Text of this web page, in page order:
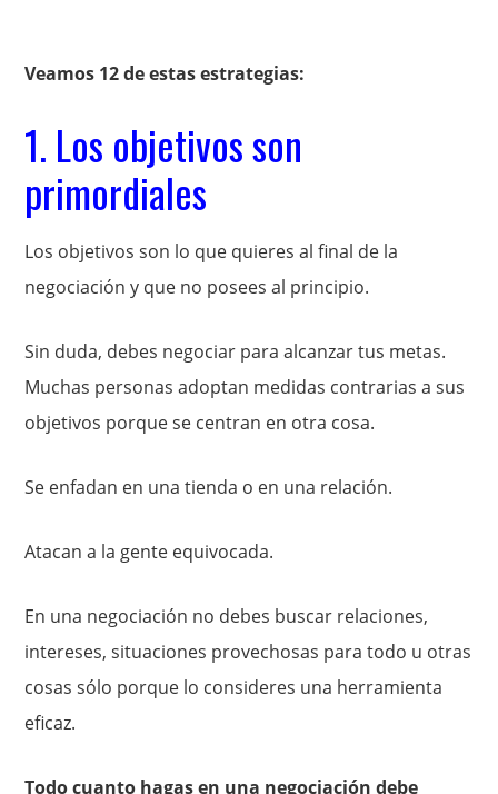
Veamos 12 de estas estrategias:
1. Los objetivos son
primordiales
Los objetivos son lo que quieres al final de la
negociación y que no posees al principio.
Sin duda, debes negociar para alcanzar tus metas.
Muchas personas adoptan medidas contrarias a sus
objetivos porque se centran en otra cosa.
Se enfadan en una tienda o en una relación.
Atacan a la gente equivocada.
En una negociación no debes buscar relaciones,
intereses, situaciones provechosas para todo u otras
cosas sólo porque lo consideres una herramienta
eficaz.
Todo cuanto hagas en una negociación debe